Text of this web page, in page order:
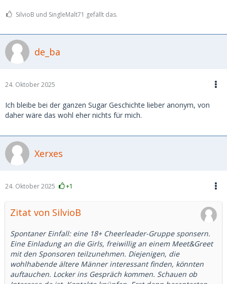
SilvioB und SingleMalt71 gefällt das.
de_ba
24. Oktober 2025
Ich bleibe bei der ganzen Sugar Geschichte lieber anonym, von
daher wäre das wohl eher nichts für mich.
Xerxes
24. Oktober 2025 +1
Zitat von SilvioB
Spontaner Einfall: eine 18+ Cheerleader-Gruppe sponsern.
Eine Einladung an die Girls, freiwillig an einem Meet&Greet
mit den Sponsoren teilzunehmen. Diejenigen, die
wohlhabende ältere Männer interessant finden, könnten
auftauchen. Locker ins Gespräch kommen. Schauen ob